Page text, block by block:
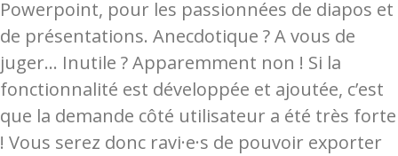
Powerpoint, pour les passionnées de diapos et
de présentations. Anecdotique ? A vous de
juger… Inutile ? Apparemment non ! Si la
fonctionnalité est développée et ajoutée, c’est
que la demande côté utilisateur a été très forte
! Vous serez donc ravi·e·s de pouvoir exporter